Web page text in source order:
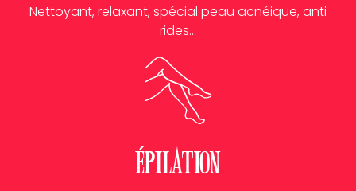
Nettoyant, relaxant, spécial peau acnéique, anti
rides…
épilation